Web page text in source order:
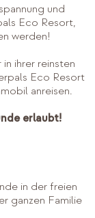
und
Eco Resort,
werden!
ihrer reinsten
Eco Resort
anreisen.
erlaubt!
in der freien
ganzen Familie